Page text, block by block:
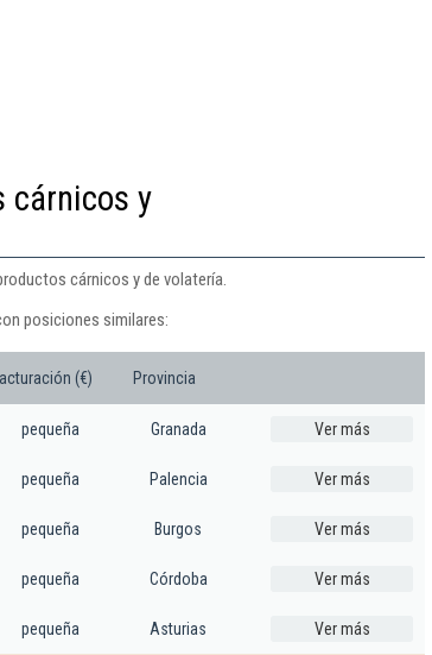
cárnicos y
cárnicos y de volatería.
posiciones similares:
(€) Provincia
pequeña Granada Ver más
pequeña Palencia Ver más
pequeña Burgos Ver más
pequeña Córdoba Ver más
pequeña Asturias Ver más